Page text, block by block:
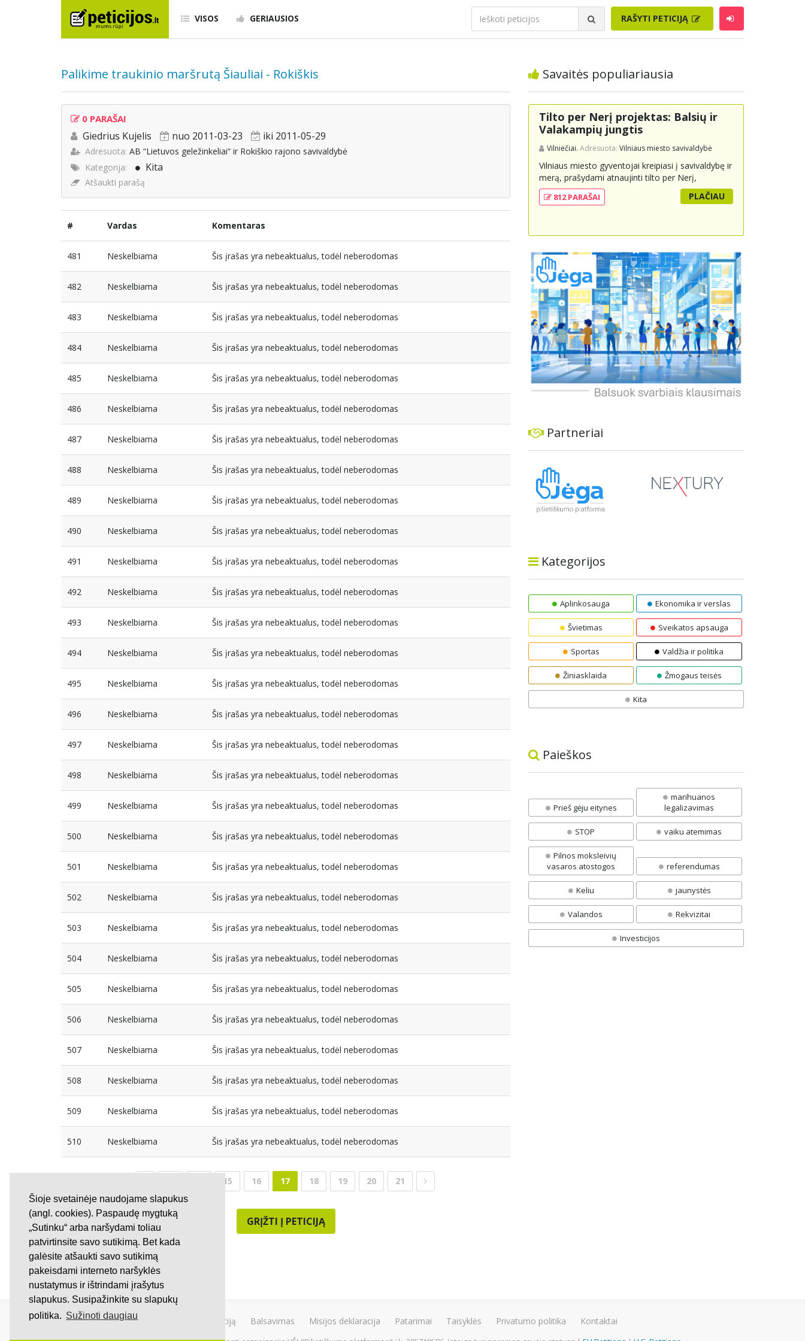
Šioje svetainėje naudojame slapukus
(angl. cookies). Paspaudę mygtuką
„Sutinku“ arba naršydami toliau
patvirtinsite savo sutikimą. Bet kada
galėsite atšaukti savo sutikimą
pakeisdami interneto naršyklės
nustatymus ir ištrindami įrašytus
slapukus. Susipažinkite su slapukų
politika. Sužinoti daugiau
VISOS GERIAUSIOS RAŠYTI PETICIJĄ
Palikime traukinio maršrutą Šiauliai - Rokiškis
0 PARAŠAI
Giedrius Kujelis nuo 2011-03-23 iki 2011-05-29
Adresuota: AB “Lietuvos geležinkeliai“ ir Rokiškio rajono savivaldybė
Kategorija:
Kita
Atšaukti parašą
# Vardas Komentaras
481 Neskelbiama Šis įrašas yra nebeaktualus, todėl neberodomas
482 Neskelbiama Šis įrašas yra nebeaktualus, todėl neberodomas
483 Neskelbiama Šis įrašas yra nebeaktualus, todėl neberodomas
484 Neskelbiama Šis įrašas yra nebeaktualus, todėl neberodomas
485 Neskelbiama Šis įrašas yra nebeaktualus, todėl neberodomas
486 Neskelbiama Šis įrašas yra nebeaktualus, todėl neberodomas
487 Neskelbiama Šis įrašas yra nebeaktualus, todėl neberodomas
488 Neskelbiama Šis įrašas yra nebeaktualus, todėl neberodomas
489 Neskelbiama Šis įrašas yra nebeaktualus, todėl neberodomas
490 Neskelbiama Šis įrašas yra nebeaktualus, todėl neberodomas
491 Neskelbiama Šis įrašas yra nebeaktualus, todėl neberodomas
492 Neskelbiama Šis įrašas yra nebeaktualus, todėl neberodomas
493 Neskelbiama Šis įrašas yra nebeaktualus, todėl neberodomas
494 Neskelbiama Šis įrašas yra nebeaktualus, todėl neberodomas
495 Neskelbiama Šis įrašas yra nebeaktualus, todėl neberodomas
496 Neskelbiama Šis įrašas yra nebeaktualus, todėl neberodomas
497 Neskelbiama Šis įrašas yra nebeaktualus, todėl neberodomas
498 Neskelbiama Šis įrašas yra nebeaktualus, todėl neberodomas
499 Neskelbiama Šis įrašas yra nebeaktualus, todėl neberodomas
500 Neskelbiama Šis įrašas yra nebeaktualus, todėl neberodomas
501 Neskelbiama Šis įrašas yra nebeaktualus, todėl neberodomas
502 Neskelbiama Šis įrašas yra nebeaktualus, todėl neberodomas
503 Neskelbiama Šis įrašas yra nebeaktualus, todėl neberodomas
504 Neskelbiama Šis įrašas yra nebeaktualus, todėl neberodomas
505 Neskelbiama Šis įrašas yra nebeaktualus, todėl neberodomas
506 Neskelbiama Šis įrašas yra nebeaktualus, todėl neberodomas
507 Neskelbiama Šis įrašas yra nebeaktualus, todėl neberodomas
508 Neskelbiama Šis įrašas yra nebeaktualus, todėl neberodomas
509 Neskelbiama Šis įrašas yra nebeaktualus, todėl neberodomas
510 Neskelbiama Šis įrašas yra nebeaktualus, todėl neberodomas
15 16 17 18 19 20 21
GRĮŽTI Į PETICIJĄ
Savaitės populiariausia
Tilto per Nerį projektas: Balsių ir
Valakampių jungtis
Vilniečiai. Adresuota: Vilniaus miesto savivaldybė
Vilniaus miesto gyventojai kreipiasi į savivaldybę ir
merą, prašydami atnaujinti tilto per Nerį,
jungiančio Balsių ir Valakampių kryptis, projektą ir
įtraukti jį į miesto strateginius susisiekimo planus.
plėtrą bei darnų judumą, suteikdamas daugiau
susisiekimo galimybių tiek automobiliams, tiek
viešajam transportui, pėstiesiems ir
dviratininkams. Gyventojai ragina atlikti techninę,
ekonominę ir transporto analizę, organizuoti
viešas konsultacijas ir integruoti projektą į
ilgalaikius miesto planus, siekiant užtikrinti
transporto sistemos patikimumą ir prisitaikymą
prie sparčiai augančio miesto poreikių.
812 PARAŠAI PLAČIAU
Partneriai
Kategorijos
Aplinkosauga Ekonomika ir verslas
Švietimas Sveikatos apsauga
Sportas Valdžia ir politika
Žiniasklaida Žmogaus teisės
Kita
Paieškos
Prieš gėju eitynes
marihuanos
legalizavimas
STOP vaiku atemimas
Pilnos moksleivių
vasaros atostogos
referendumas
Keliu jaunystės
Valandos Rekvizitai
Investicijos
Kurti peticiją Balsavimas Misijos deklaracija Patarimai Taisyklės Privatumo politika Kontaktai